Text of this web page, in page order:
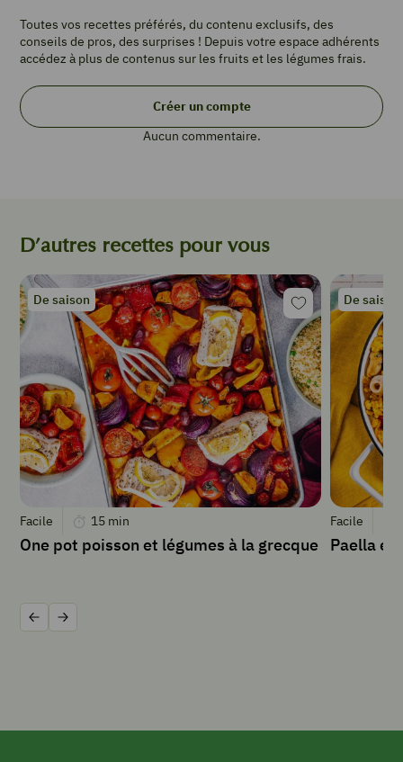
1
pomme
granny
1
feuilles
de
basilic
20
de
pignons
de pin
½
citron
2
c
à
s
huile
d'olive
sel
1
Toutes vos recettes préférés, du contenu exclusifs, des
conseils de pros, des surprises ! Depuis votre espace adhérents
accédez à plus de contenus sur les fruits et les légumes frais.
Créer un compte
Aucun commentaire.
D’autres recettes pour vous
De saison
Facile 15 min
One pot poisson et légumes à la grecque
De saison
Facile
Paella
Précédent
Suivant